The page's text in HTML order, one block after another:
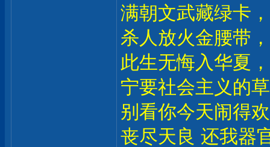
满朝文武藏绿卡
杀人放火金腰带
此生无悔入华夏
宁要社会主义的
别看你今天闹得
丧尽天良 还我器